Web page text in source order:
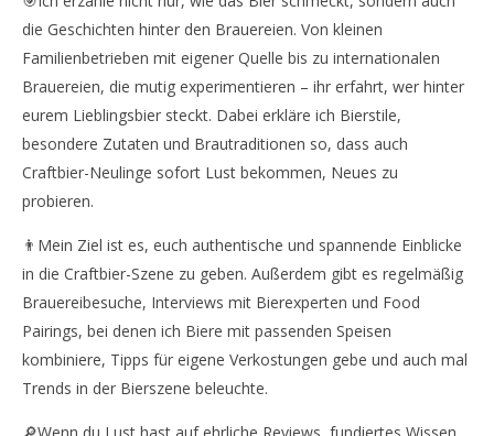
die Geschichten hinter den Brauereien. Von kleinen
Familienbetrieben mit eigener Quelle bis zu internationalen
Brauereien, die mutig experimentieren – ihr erfahrt, wer hinter
eurem Lieblingsbier steckt. Dabei erkläre ich Bierstile,
besondere Zutaten und Brautraditionen so, dass auch
Craftbier-Neulinge sofort Lust bekommen, Neues zu
probieren.
👨Mein Ziel ist es, euch authentische und spannende Einblicke
in die Craftbier-Szene zu geben. Außerdem gibt es regelmäßig
Brauereibesuche, Interviews mit Bierexperten und Food
Pairings, bei denen ich Biere mit passenden Speisen
kombiniere, Tipps für eigene Verkostungen gebe und auch mal
Trends in der Bierszene beleuchte.